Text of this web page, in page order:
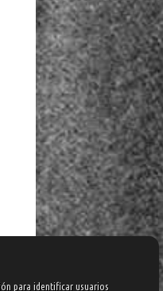
para identificar usuarios